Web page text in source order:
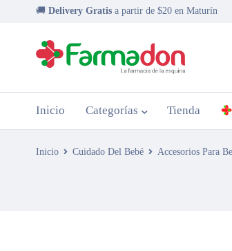
🚚 Delivery Gratis a partir de $20 en Maturín
Inicio Categorías Tienda
Inicio Cuidado Del Bebé Accesorios Para